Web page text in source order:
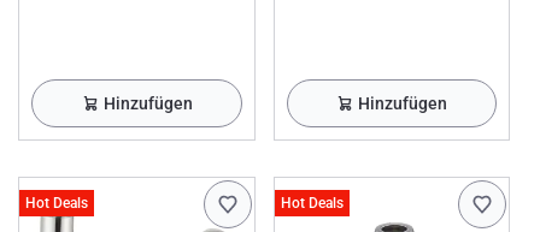
Hinzufügen Hinzufügen
Hot Deals Hot Deals